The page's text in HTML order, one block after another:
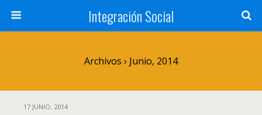
Integración Social
Archivos › Junio, 2014
17 JUNIO, 2014